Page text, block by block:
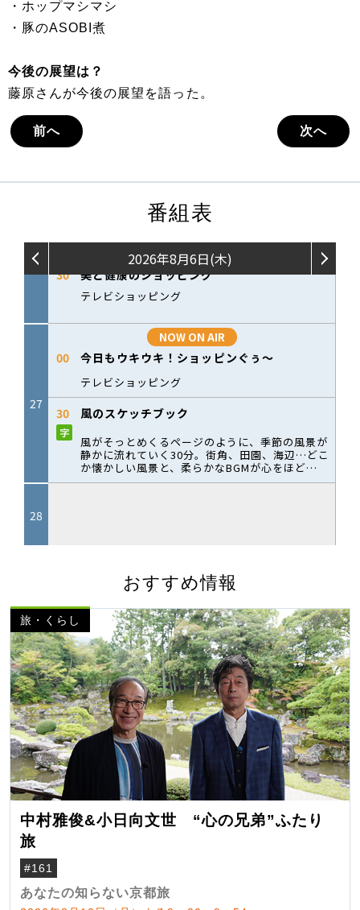
・ホップマシマシ
・豚のASOBI煮
今後の展望は？
藤原さんが今後の展望を語った。
前へ 次へ
番組表
おすすめ情報
旅・くらし
中村雅俊&小日向文世 “心の兄弟”ふたり
旅
#161
あなたの知らない京都旅